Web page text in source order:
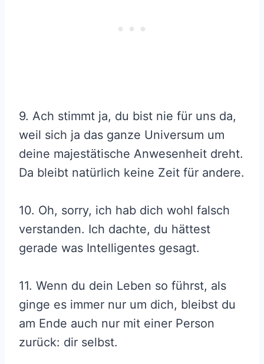
9. Ach stimmt ja, du bist nie für uns da,
weil sich ja das ganze Universum um
deine majestätische Anwesenheit dreht.
Da bleibt natürlich keine Zeit für andere.
10. Oh, sorry, ich hab dich wohl falsch
verstanden. Ich dachte, du hättest
gerade was Intelligentes gesagt.
11. Wenn du dein Leben so führst, als
ginge es immer nur um dich, bleibst du
am Ende auch nur mit einer Person
zurück: dir selbst.